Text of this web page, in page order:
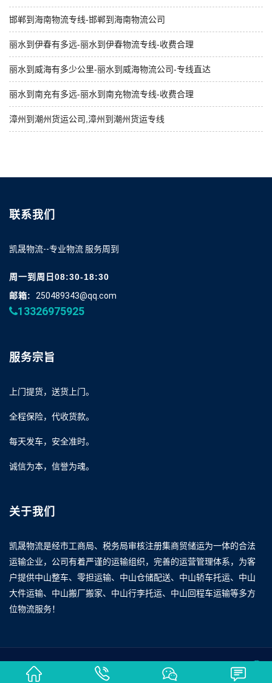
邯郸到海南物流专线-邯郸到海南物流公司
丽水到伊春有多远-丽水到伊春物流专线-收费合理
丽水到威海有多少公里-丽水到威海物流公司-专线直达
丽水到南充有多远-丽水到南充物流专线-收费合理
漳州到潮州货运公司,漳州到潮州货运专线
联系我们
凯晟物流--专业物流 服务周到
周一到周日08:30-18:30
邮箱:
250489343@qq.com
13326975925
服务宗旨
上门提货，送货上门。
全程保险，代收货款。
每天发车，安全准时。
诚信为本，信誉为魂。
关于我们
凯晟物流是经市工商局、税务局审核注册集商贸储运为一体的合法
运输企业，公司有着严谨的运输组织，完善的运营管理体系，为客
户提供中山整车、零担运输、中山仓储配送、中山轿车托运、中山
大件运输、中山搬厂搬家、中山行李托运、中山回程车运输等多方
位物流服务！
Copyright © 2023 www.kaishengwuliu.com All rights reserved.
也需要这样的网站